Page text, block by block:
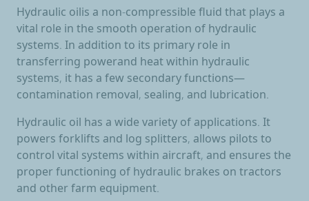
Hydraulic oilis a non-compressible fluid that plays a
vital role in the smooth operation of hydraulic
systems. In addition to its primary role in
transferring powerand heat within hydraulic
systems, it has a few secondary functions—
contamination removal, sealing, and lubrication.
Hydraulic oil has a wide variety of applications. It
powers forklifts and log splitters, allows pilots to
control vital systems within aircraft, and ensures the
proper functioning of hydraulic brakes on tractors
and other farm equipment.